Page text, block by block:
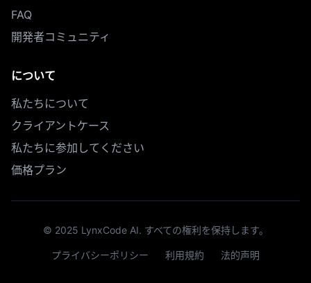
FAQ
開発者コミュニティ
について
私たちについて
クライアントケース
私たちに参加してください
価格プラン
© 2025 LynxCode AI. すべての権利を保持します。
プライバシーポリシー 利用規約 法的声明